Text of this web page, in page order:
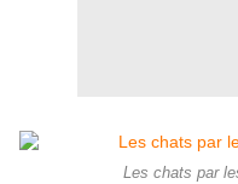
Les chats par